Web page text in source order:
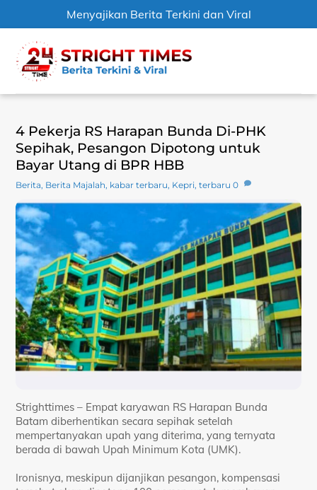
Menyajikan Berita Terkini dan Viral
content
4 Pekerja RS Harapan Bunda Di-PHK
Sepihak, Pesangon Dipotong untuk
Bayar Utang di BPR HBB
Berita, Berita Majalah, kabar terbaru, Kepri,terbaru 0
Strighttimes – Empat karyawan RS Harapan Bunda
Batam diberhentikan secara sepihak setelah
mempertanyakan upah yang diterima, yang ternyata
berada di bawah Upah Minimum Kota (UMK).
Ironisnya, meskipun dijanjikan pesangon, kompensasi